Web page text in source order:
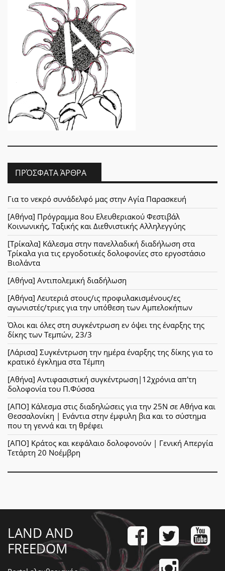
ΠΡΌΣΦΑΤΑ ΆΡΘΡΑ
Για το νεκρό συνάδελφό μας στην Αγία Παρασκευή
[Αθήνα] Πρόγραμμα 8ου Ελευθεριακού Φεστιβάλ
Κοινωνικής, Ταξικής και Διεθνιστικής Αλληλεγγύης
[Τρίκαλα] Κάλεσμα στην πανελλαδική διαδήλωση στα
Τρίκαλα για τις εργοδοτικές δολοφονίες στο εργοστάσιο
Βιολάντα
[Αθήνα] Αντιπολεμική διαδήλωση
[Αθήνα] Λευτεριά στους/ις προφυλακισμένους/ες
αγωνιστές/τριες για την υπόθεση των Αμπελοκήπων
Όλοι και όλες στη συγκέντρωση εν όψει της έναρξης της
δίκης των Τεμπών, 23/3
[Λάρισα] Συγκέντρωση την ημέρα έναρξης της δίκης για το
κρατικό έγκλημα στα Τέμπη
[Αθήνα] Αντιφασιστική συγκέντρωση|12χρόνια απ'τη
δολοφονία του Π.Φύσσα
[ΑΠΟ] Κάλεσμα στις διαδηλώσεις για την 25Ν σε Αθήνα και
Θεσσαλονίκη | Ενάντια στην έμφυλη βια και το σύστημα
που τη γεννά και τη θρέφει
[ΑΠΟ] Κράτος και κεφάλαιο δολοφονούν | Γενική Απεργία
Τετάρτη 20 Νοέμβρη
LAND AND
FREEDOM